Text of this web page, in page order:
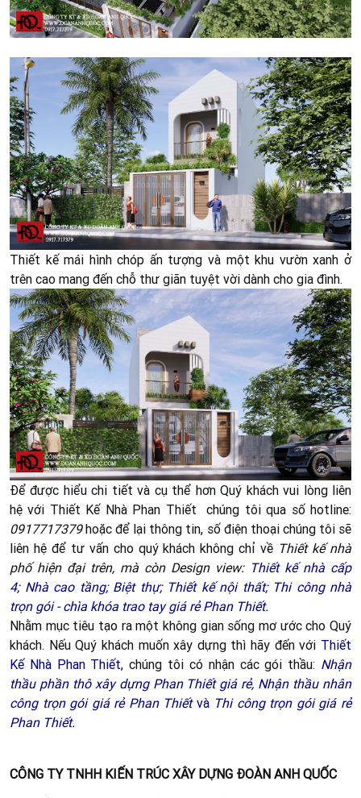
Thiết kế mái hình chóp ấn tượng và một khu vườn xanh ở
trên cao mang đến chỗ thư giãn tuyệt vời dành cho gia đình.
Để được hiểu chi tiết và cụ thể hơn Quý khách vui lòng liên
hệ với Thiết Kế Nhà Phan Thiết chúng tôi qua số hotline:
0917717379hoặc để lại thông tin, số điện thoại chúng tôi sẽ
liên hệ để tư vấn cho quý khách không chỉ về Thiết kế nhà
phố hiện đại trên, mà còn Design view: Thiết kế nhà cấp
4; Nhà cao tầng; Biệt thự; Thiết kế nội thất; Thi công nhà
trọn gói - chìa khóa trao tay giá rẻ Phan Thiết.
Nhằm mục tiêu tạo ra một không gian sống mơ ước cho Quý
khách. Nếu Quý khách muốn xây dựng thì hãy đến với Thiết
Kế Nhà Phan Thiết, chúng tôi có nhận các gói thầu: Nhận
thầu phần thô xây dựng Phan Thiết giá rẻ, Nhận thầu nhân
công trọn gói giá rẻ Phan Thiếtvà Thi công trọn gói giá rẻ
Phan Thiết.
CÔNG TY TNHH KIẾN TRÚC XÂY DỰNG ĐOÀN ANH QUỐC